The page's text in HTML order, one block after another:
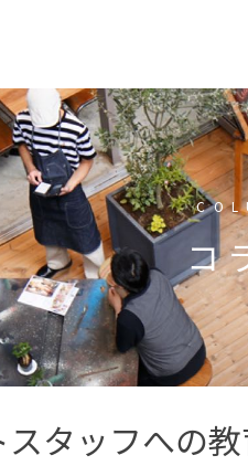
コ
タッフへの